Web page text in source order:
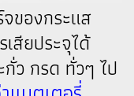
จของกระแส
เสียประจุได้
กั่ว กรด ทั่วๆ ไป